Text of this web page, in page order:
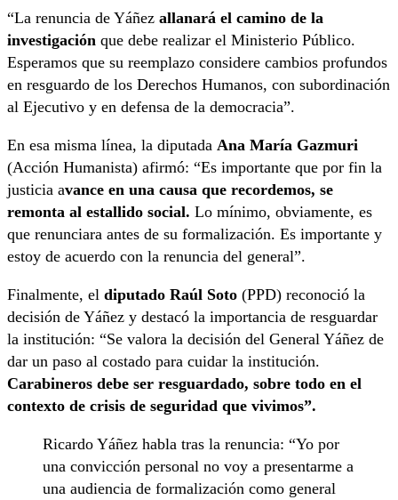
“La renuncia de Yáñez allanará el camino de la
investigación que debe realizar el Ministerio Público.
Esperamos que su reemplazo considere cambios profundos
en resguardo de los Derechos Humanos, con subordinación
al Ejecutivo y en defensa de la democracia”.
En esa misma línea, la diputada Ana María Gazmuri
(Acción Humanista) afirmó: “Es importante que por fin la
justicia avance en una causa que recordemos, se
remonta al estallido social. Lo mínimo, obviamente, es
que renunciara antes de su formalización. Es importante y
estoy de acuerdo con la renuncia del general”.
Finalmente, el diputado Raúl Soto (PPD) reconoció la
decisión de Yáñez y destacó la importancia de resguardar
la institución: “Se valora la decisión del General Yáñez de
dar un paso al costado para cuidar la institución.
Carabineros debe ser resguardado, sobre todo en el
contexto de crisis de seguridad que vivimos”.
Ricardo Yáñez habla tras la renuncia: “Yo por
una convicción personal no voy a presentarme a
una audiencia de formalización como general